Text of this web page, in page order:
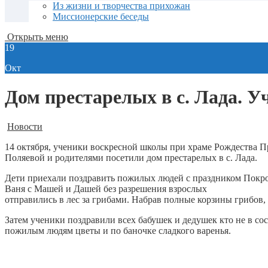
Из жизни и творчества прихожан
Миссионерские беседы
Открыть меню
19
Окт
Дом престарелых в с. Лада.
Новости
14 октября, ученики воскресной школы при храме
Поляевой и родителями посетили дом престарелых в с. Лада.
Дети приехали поздравить пожилых людей с праздником
Ваня с Машей и Дашей без разрешения взрослых
отправились в лес за грибами. Набрав полные корзины
Затем ученики поздравили всех бабушек и дедушек кто не в
пожилым людям цветы и по баночке сладкого варенья.